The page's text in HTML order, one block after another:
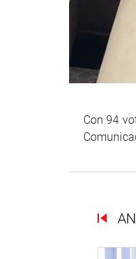
Con 94